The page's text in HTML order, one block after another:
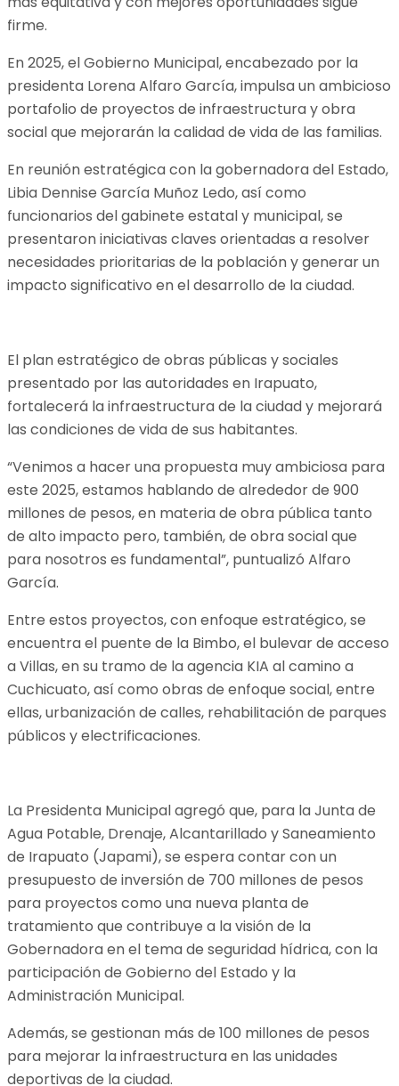
firme.
En 2025, el Gobierno Municipal, encabezado por la
presidenta Lorena Alfaro García, impulsa un ambicioso
portafolio de proyectos de infraestructura y obra
social que mejorarán la calidad de vida de las familias.
En reunión estratégica con la gobernadora del Estado,
Libia Dennise García Muñoz Ledo, así como
funcionarios del gabinete estatal y municipal, se
presentaron iniciativas claves orientadas a resolver
necesidades prioritarias de la población y generar un
impacto significativo en el desarrollo de la ciudad.
El plan estratégico de obras públicas y sociales
presentado por las autoridades en Irapuato,
fortalecerá la infraestructura de la ciudad y mejorará
las condiciones de vida de sus habitantes.
“Venimos a hacer una propuesta muy ambiciosa para
este 2025, estamos hablando de alrededor de 900
millones de pesos, en materia de obra pública tanto
de alto impacto pero, también, de obra social que
para nosotros es fundamental”, puntualizó Alfaro
García.
Entre estos proyectos, con enfoque estratégico, se
encuentra el puente de la Bimbo, el bulevar de acceso
a Villas, en su tramo de la agencia KIA al camino a
Cuchicuato, así como obras de enfoque social, entre
ellas, urbanización de calles, rehabilitación de parques
públicos y electrificaciones.
La Presidenta Municipal agregó que, para la Junta de
Agua Potable, Drenaje, Alcantarillado y Saneamiento
de Irapuato (Japami), se espera contar con un
presupuesto de inversión de 700 millones de pesos
para proyectos como una nueva planta de
tratamiento que contribuye a la visión de la
Gobernadora en el tema de seguridad hídrica, con la
participación de Gobierno del Estado y la
Administración Municipal.
Además, se gestionan más de 100 millones de pesos
para mejorar la infraestructura en las unidades
deportivas de la ciudad.